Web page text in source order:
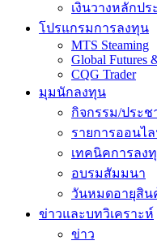
เงินวางหลักปร
โปรแกรมการลงทุน
MTS Steaming
Global Futures
CQG Trader
มุมนักลงทุน
กิจกรรม/ประ
รายการออนไ
เทคนิคการลง
อบรมสัมมนา
วันหมดอายุสิน
ข่าวและบทวิเคราะห์
ข่าว